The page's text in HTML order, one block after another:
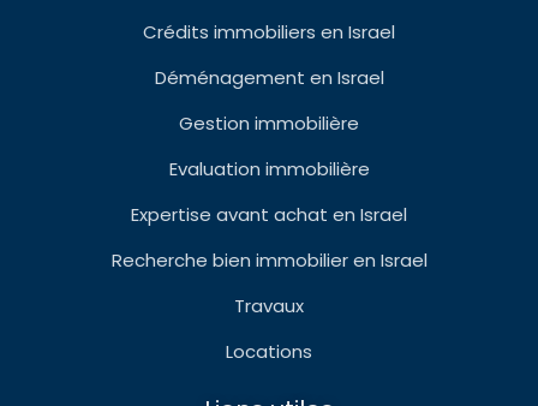
Crédits immobiliers en Israel
Déménagement en Israel
Gestion immobilière
Evaluation immobilière
Expertise avant achat en Israel
Recherche bien immobilier en Israel
Travaux
Locations